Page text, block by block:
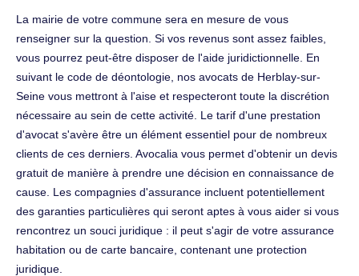
La mairie de votre commune sera en mesure de vous
renseigner sur la question. Si vos revenus sont assez faibles,
vous pourrez peut-être disposer de l'aide juridictionnelle. En
suivant le code de déontologie, nos avocats de Herblay-sur-
Seine vous mettront à l'aise et respecteront toute la discrétion
nécessaire au sein de cette activité. Le tarif d'une prestation
d'avocat s'avère être un élément essentiel pour de nombreux
clients de ces derniers. Avocalia vous permet d'obtenir un devis
gratuit de manière à prendre une décision en connaissance de
cause. Les compagnies d'assurance incluent potentiellement
des garanties particulières qui seront aptes à vous aider si vous
rencontrez un souci juridique : il peut s'agir de votre assurance
habitation ou de carte bancaire, contenant une protection
juridique.